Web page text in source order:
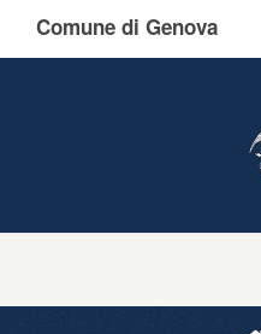
Comune di Genova